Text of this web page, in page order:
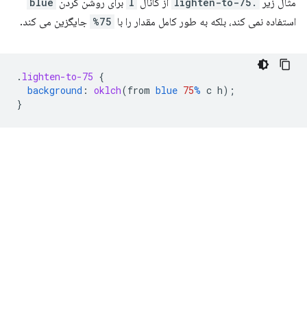
استفاده نمی کند، بلکه به طور کامل مقدار را با 75% جایگزین می کند.
. lighten-to-75 {
background : oklch(from blue 75% c h);
}